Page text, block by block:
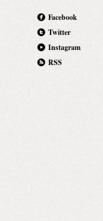
員一同 社業に精励
倍旧のご指導ご鞭
ます。 NOSE SHOP
Facebook
Twitter
Instagram
RSS